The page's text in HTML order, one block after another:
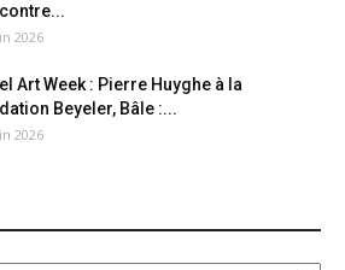
2026
Art Week : Pierre Huyghe à la
Beyeler, Bâle :...
2026